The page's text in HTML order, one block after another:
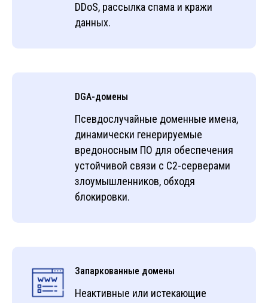
DDoS, рассылка спама и кражи
данных.
DGA-домены
Псевдослучайные доменные имена,
динамически генерируемые
вредоносным ПО для обеспечения
устойчивой связи с C2-серверами
злоумышленников, обходя
блокировки.
Запаркованные домены
Неактивные или истекающие